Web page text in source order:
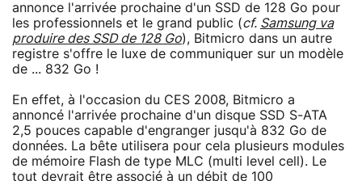
annonce l'arrivée prochaine d'un SSD de 128 Go pour
les professionnels et le grand public (cf. Samsung va
produire des SSD de 128 Go), Bitmicro dans un autre
registre s'offre le luxe de communiquer sur un modèle
de ... 832 Go !
En effet, à l'occasion du CES 2008, Bitmicro a
annoncé l'arrivée prochaine d'un disque SSD S-ATA
2,5 pouces capable d'engranger jusqu'à 832 Go de
données. La bête utilisera pour cela plusieurs modules
de mémoire Flash de type MLC (multi level cell). Le
tout devrait être associé à un débit de 100